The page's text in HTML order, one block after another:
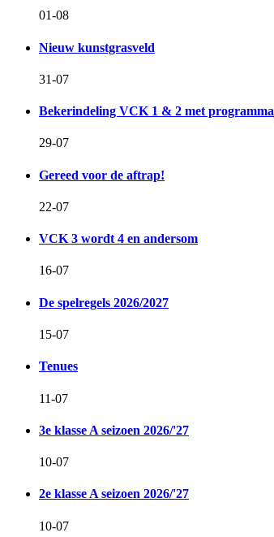
01-08
Nieuw kunstgrasveld
31-07
Bekerindeling VCK 1 & 2 met programma
29-07
Gereed voor de aftrap!
22-07
VCK 3 wordt 4 en andersom
16-07
De spelregels 2026/2027
15-07
Tenues
11-07
3e klasse A seizoen 2026/'27
10-07
2e klasse A seizoen 2026/'27
10-07